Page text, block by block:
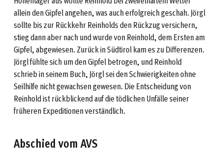
allein den Gipfel angehen, was auch erfolgreich geschah. Jörgl
sollte bis zur Rückkehr Reinholds den Rückzug versichern,
stieg dann aber nach und wurde von Reinhold, dem Ersten am
Gipfel, abgewiesen. Zurück in Südtirol kam es zu Differenzen.
Jörgl fühlte sich um den Gipfel betrogen, und Reinhold
schrieb in seinem Buch, Jörgl sei den Schwierigkeiten ohne
Seilhilfe nicht gewachsen gewesen. Die Entscheidung von
Reinhold ist rückblickend auf die tödlichen Unfälle seiner
früheren Expeditionen verständlich.
Abschied vom AVS